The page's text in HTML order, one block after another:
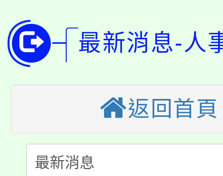
代理(課)教師甄選結果(
「2026金融保險知識
車」活動
桃園市115學年度學生
生本土語及新住民語歌
公告本校115學年度第
代理(課)教師甄選結果
公告本校115學年度第
代理(課)教師甄選結果(
轉知中國文化大學推廣
《TA101》溝通分析基
淨零綠生活教案入校路
最新消息-人
返回首頁